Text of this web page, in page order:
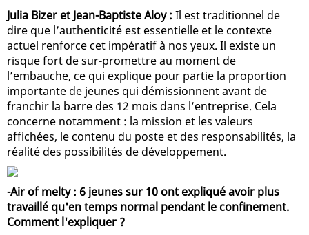
Julia Bizer et Jean-Baptiste Aloy : Il est traditionnel de
dire que l’authenticité est essentielle et le contexte
actuel renforce cet impératif à nos yeux. Il existe un
risque fort de sur-promettre au moment de
l’embauche, ce qui explique pour partie la proportion
importante de jeunes qui démissionnent avant de
franchir la barre des 12 mois dans l’entreprise. Cela
concerne notamment : la mission et les valeurs
affichées, le contenu du poste et des responsabilités, la
réalité des possibilités de développement.
-Air of melty : 6 jeunes sur 10 ont expliqué avoir plus
travaillé qu'en temps normal pendant le confinement.
Comment l'expliquer ?